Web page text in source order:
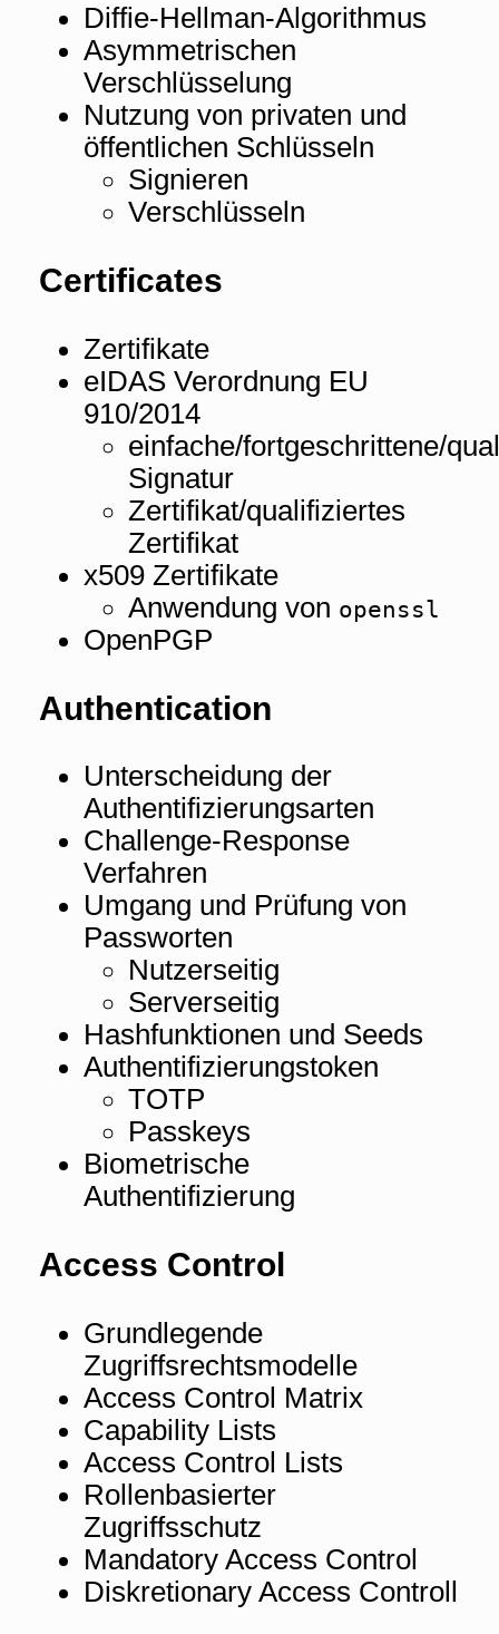
Diffie-Hellman-Algorithmus
Asymmetrischen
Verschlüsselung
Nutzung von privaten und
öffentlichen Schlüsseln
Signieren
Verschlüsseln
Certificates
Zertifikate
eIDAS Verordnung EU
910/2014
einfache/fortgeschrittene/
Signatur
Zertifikat/qualifiziertes
Zertifikat
x509 Zertifikate
Anwendung von openssl
OpenPGP
Authentication
Unterscheidung der
Authentifizierungsarten
Challenge-Response
Verfahren
Umgang und Prüfung von
Passworten
Nutzerseitig
Serverseitig
Hashfunktionen und Seeds
Authentifizierungstoken
TOTP
Passkeys
Biometrische
Authentifizierung
Access Control
Grundlegende
Zugriffsrechtsmodelle
Access Control Matrix
Capability Lists
Access Control Lists
Rollenbasierter
Zugriffsschutz
Mandatory Access Control
Diskretionary Access Controll